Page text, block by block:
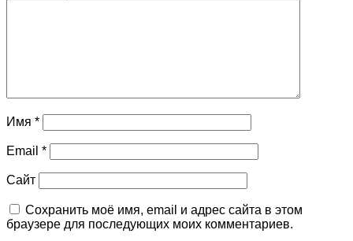
Имя *
Email *
Сайт
Сохранить моё имя, email и адрес сайта в этом
браузере для последующих моих комментариев.